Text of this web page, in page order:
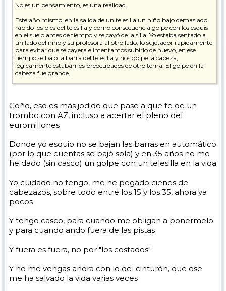
No es un pensamiento, es una realidad.
Este año mismo, en la salida de un telesilla un niño bajo demasiado
rápido los pies del telesilla y como consecuencia golpe con los esquis
en el suelo antes de tiempo y se cayó de la silla. Yo estaba sentado a
un lado del niño y su profesora al otro lado, lo sujetador rápidamente
para evitar que se cayera e intentamos subirlo de nuevo, en ese
tiempo se bajo la barra del telesilla y nos golpe la cabeza,
lógicamente estábamos preocupados de otro tema. El golpe en la
cabeza fue grande.
la barra del telesilla, os olvidáis que no esquias solos y que hay más
gente en las pistas. Por mucho cuidado que tengas no dependes de ti
mismo.
Coño, eso es más jodido que pase a que te de un
trombo con AZ, incluso a acertar el pleno del
euromillones
Donde yo esquio no se bajan las barras en automático
(por lo que cuentas se bajó sola) y en 35 años no me
he dado (sin casco) un golpe con un telesilla en la vida
Yo cuidado no tengo, me he pegado cienes de
cabezazos, sobre todo entre los 15 y los 35, ahora ya
pocos
Y tengo casco, para cuando me obligan a ponermelo
y para cuando ando fuera de las pistas
Y fuera es fuera, no por "los costados"
Y no me vengas ahora con lo del cinturón, que ese
me ha salvado la vida varias veces